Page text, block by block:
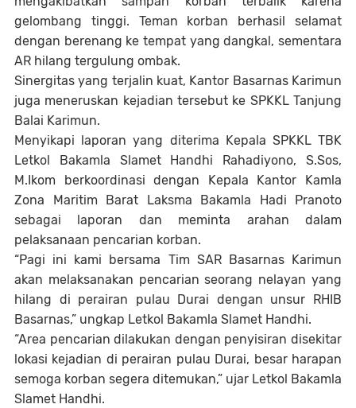
gelombang tinggi. Teman korban berhasil selamat
dengan berenang ke tempat yang dangkal, sementara
AR hilang tergulung ombak.
Sinergitas yang terjalin kuat, Kantor Basarnas Karimun
juga meneruskan kejadian tersebut ke SPKKL Tanjung
Balai Karimun.
Menyikapi laporan yang diterima Kepala SPKKL TBK
Letkol Bakamla Slamet Handhi Rahadiyono, S.Sos,
M.Ikom berkoordinasi dengan Kepala Kantor Kamla
Zona Maritim Barat Laksma Bakamla Hadi Pranoto
sebagai laporan dan meminta arahan dalam
pelaksanaan pencarian korban.
“Pagi ini kami bersama Tim SAR Basarnas Karimun
akan melaksanakan pencarian seorang nelayan yang
hilang di perairan pulau Durai dengan unsur RHIB
Basarnas,” ungkap Letkol Bakamla Slamet Handhi.
“Area pencarian dilakukan dengan penyisiran disekitar
lokasi kejadian di perairan pulau Durai, besar harapan
semoga korban segera ditemukan,” ujar Letkol Bakamla
Slamet Handhi.